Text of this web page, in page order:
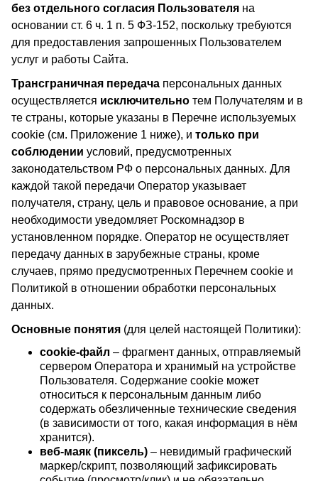
без отдельного согласия Пользователя на
основании ст. 6 ч. 1 п. 5 ФЗ-152, поскольку требуются
для предоставления запрошенных Пользователем
услуг и работы Сайта.
Трансграничная передача персональных данных
осуществляется исключительно тем Получателям и в
те страны, которые указаны в Перечне используемых
cookie (см. Приложение 1 ниже), и только при
соблюдении условий, предусмотренных
законодательством РФ о персональных данных. Для
каждой такой передачи Оператор указывает
получателя, страну, цель и правовое основание, а при
необходимости уведомляет Роскомнадзор в
установленном порядке. Оператор не осуществляет
передачу данных в зарубежные страны, кроме
случаев, прямо предусмотренных Перечнем cookie и
Политикой в отношении обработки персональных
данных.
Основные понятия (для целей настоящей Политики):
cookie-файл – фрагмент данных, отправляемый
сервером Оператора и хранимый на устройстве
Пользователя. Содержание cookie может
относиться к персональным данным либо
содержать обезличенные технические сведения
(в зависимости от того, какая информация в нём
хранится).
веб-маяк (пиксель) – невидимый графический
маркер/скрипт, позволяющий зафиксировать